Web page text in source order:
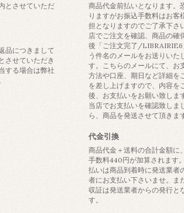
とさせていただ
品につきまして
させていただき
する場合は弊社
商品代金前払いとなります。
りますがお振込手数料はお客
担となりますのでご了承下さ
店でご注文を確認、商品の確
後「ご注文完了/LIBRAIRIE6
う件名のメールをお送りいた
す。こちらのメールにて、お
方法や口座、期日など詳細を
を差し上げますので、内容を
後、お支払いをお願い致しま
当店でお支払いを確認致しま
ら、商品を発送させて頂きま
代金引換
商品代金＋送料の合計金額に
手数料440円が加算されます
払いは商品到着時に発送業者
者にお支払い下さいませ。ま
収証は発送業者からの発行と
す。